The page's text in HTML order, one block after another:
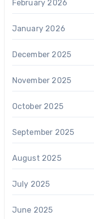
February 2026
January 2026
December 2025
November 2025
October 2025
September 2025
August 2025
July 2025
June 2025